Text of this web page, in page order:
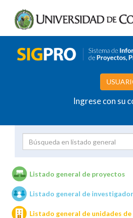
Ingrese con su
Unidades de investigación
Listado general de proyectos
Listado general de
Listado general de unidades